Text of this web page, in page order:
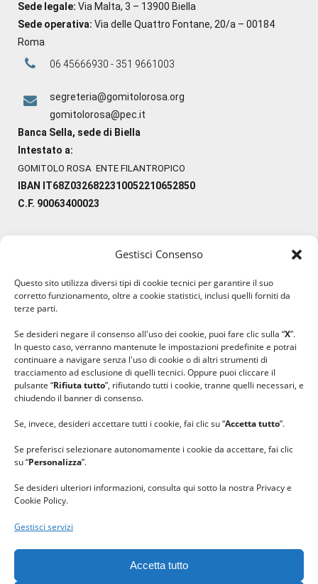
Gestisci Consenso
Questo sito utilizza diversi tipi di cookie tecnici per garantire il suo
corretto funzionamento, oltre a cookie statistici, inclusi quelli forniti da
terze parti.
Se desideri negare il consenso all'uso dei cookie, puoi fare clic sulla “X”.
In questo caso, verranno mantenute le impostazioni predefinite e potrai
continuare a navigare senza l'uso di cookie o di altri strumenti di
tracciamento ad esclusione di quelli tecnici. Oppure puoi cliccare il
pulsante “Rifiuta tutto”, rifiutando tutti i cookie, tranne quelli necessari, e
chiudendo il banner di consenso.
Se, invece, desideri accettare tutti i cookie, fai clic su “Accetta tutto”.
Se preferisci selezionare autonomamente i cookie da accettare, fai clic
su “Personalizza”.
Se desideri ulteriori informazioni, consulta qui sotto la nostra Privacy e
Cookie Policy.
Gestisci servizi
Accetta tutto
Sede legale: Via Malta, 3 – 13900 Biella
Sede operativa: Via delle Quattro Fontane, 20/a – 00184
Roma
06 45666930 - 351 9661003
segreteria@gomitolorosa.org
gomitolorosa@pec.it
Banca Sella, sede di Biella
Intestato a:
GOMITOLO ROSA ENTE FILANTROPICO
IBAN IT68Z0326822310052210652850
C.F. 90063400023
#lanaterapia
#ilcaloredellempatia